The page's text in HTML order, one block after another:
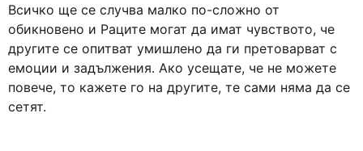
Всичко ще се случва малко по-сложно от
обикновено и Раците могат да имат чувството, че
другите се опитват умишлено да ги претоварват с
емоции и задължения. Ако усещате, че не можете
повече, то кажете го на другите, те сами няма да се
сетят.